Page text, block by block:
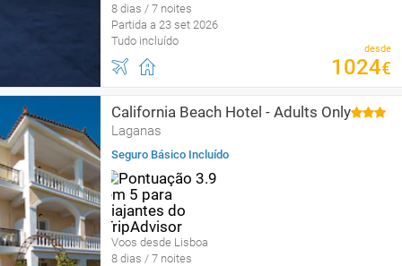
8 dias / 7 noites
Partida a 23 set 2026
Tudo incluído
desde
1024€
California Beach Hotel - Adults Only
Laganas
Seguro Básico Incluído
Voos desde Lisboa
8 dias / 7 noites